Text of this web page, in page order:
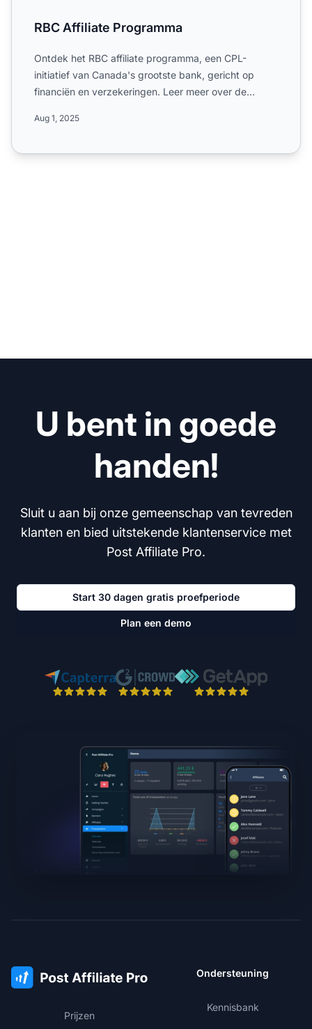
RBC Affiliate Programma
Ontdek het RBC affiliate programma, een CPL-
initiatief van Canada's grootste bank, gericht op
financiën en verzekeringen. Leer meer over de
Aug 1, 2025
U bent in goede
handen!
Sluit u aan bij onze gemeenschap van tevreden
klanten en bied uitstekende klantenservice met
Post Affiliate Pro.
Start 30 dagen gratis proefperiode
Plan een demo
Prijzen
Ondersteuning
Kennisbank